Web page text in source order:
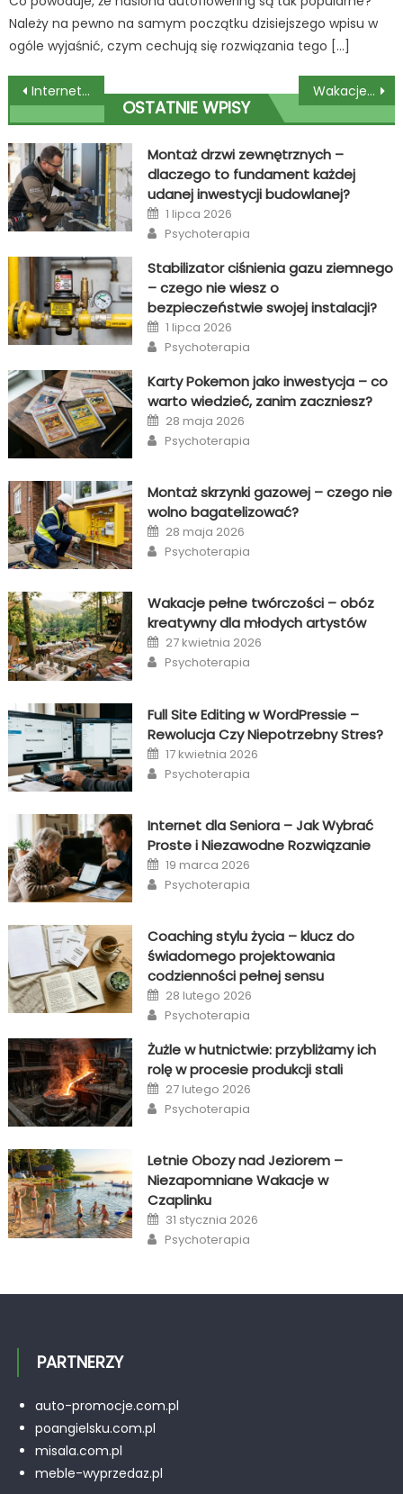
Należy na pewno na samym początku dzisiejszego wpisu w
ogóle wyjaśnić, czym cechują się rozwiązania tego […]
Nawigacja
wpisu
Internet dla Seniora – Jak Wybrać Proste i Niezawodne Rozwiązanie Wakacje pełne twórczości – obóz kreatywny dla młodych artystów
OSTATNIE WPISY
Montaż drzwi zewnętrznych –
dlaczego to fundament każdej
udanej inwestycji budowlanej?
Posted
on
1 lipca 2026
Author
Psychoterapia
Stabilizator ciśnienia gazu ziemnego
– czego nie wiesz o
bezpieczeństwie swojej instalacji?
Posted
on
1 lipca 2026
Author
Psychoterapia
Karty Pokemon jako inwestycja – co
warto wiedzieć, zanim zaczniesz?
Posted
on
28 maja 2026
Author
Psychoterapia
Montaż skrzynki gazowej – czego nie
wolno bagatelizować?
Posted
on
28 maja 2026
Author
Psychoterapia
Wakacje pełne twórczości – obóz
kreatywny dla młodych artystów
Posted
on
27 kwietnia 2026
Author
Psychoterapia
Full Site Editing w WordPressie –
Rewolucja Czy Niepotrzebny Stres?
Posted
on
17 kwietnia 2026
Author
Psychoterapia
Internet dla Seniora – Jak Wybrać
Proste i Niezawodne Rozwiązanie
Posted
on
19 marca 2026
Author
Psychoterapia
Coaching stylu życia – klucz do
świadomego projektowania
codzienności pełnej sensu
Posted
on
28 lutego 2026
Author
Psychoterapia
Żużle w hutnictwie: przybliżamy ich
rolę w procesie produkcji stali
Posted
on
27 lutego 2026
Author
Psychoterapia
Letnie Obozy nad Jeziorem –
Niezapomniane Wakacje w
Czaplinku
Posted
on
31 stycznia 2026
Author
Psychoterapia
PARTNERZY
auto-promocje.com.pl
poangielsku.com.pl
misala.com.pl
meble-wyprzedaz.pl